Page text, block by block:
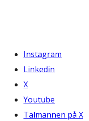
Instagram
Linkedin
X
Youtube
Talmannen på X